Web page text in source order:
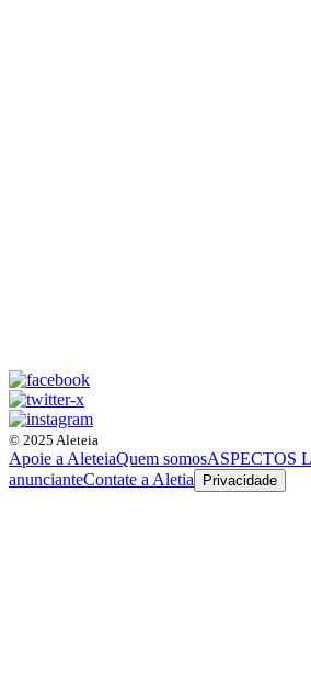
© 2025 Aleteia
Apoie a AleteiaQuem somosASPECTOS
anuncianteContate a Aletia Privacidade